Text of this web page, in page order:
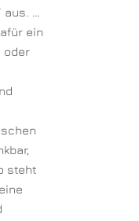
aus. …
ein
oder
steht